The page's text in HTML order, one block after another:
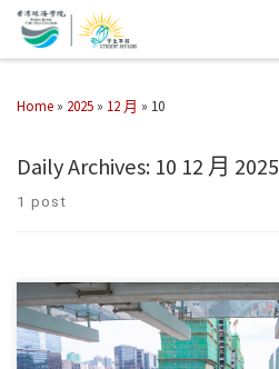
Home » 2025 » 12 月 » 10
Daily Archives: 10 12 月 2025
1 post